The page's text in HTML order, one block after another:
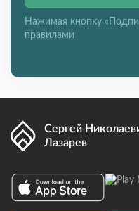
Нажимая кнопку
правилами
Сергей
Лазарев